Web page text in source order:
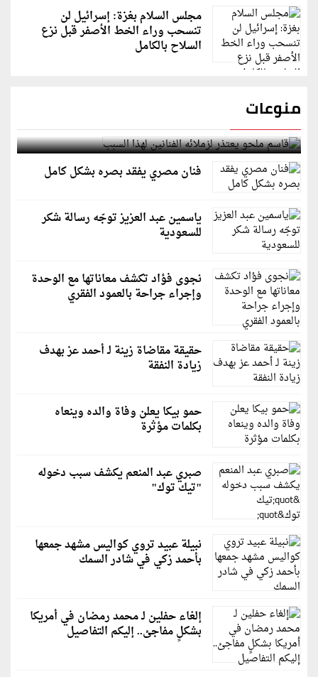
مجلس السلام بغزة: إسرائيل لن
تنسحب وراء الخط الأصفر قبل نزع
السلاح بالكامل
منوعات
قاسم ملحو يعتذر لزملائه الفنانين لهذا السبب
فنان مصري يفقد بصره بشكل كامل
ياسمين عبد العزيز توجّه رسالة شكر
للسعودية
نجوى فؤاد تكشف معاناتها مع الوحدة
وإجراء جراحة بالعمود الفقري
حقيقة مقاضاة زينة لـ أحمد عز بهدف
زيادة النفقة
حمو بيكا يعلن وفاة والده وينعاه
بكلمات مؤثرة
صبري عبد المنعم يكشف سبب دخوله
"تيك توك"
نبيلة عبيد تروي كواليس مشهد جمعها
بأحمد زكي في شادر السمك
إلغاء حفلين لـ محمد رمضان في أمريكا
بشكلٍ مفاجئ.. إليكم التفاصيل